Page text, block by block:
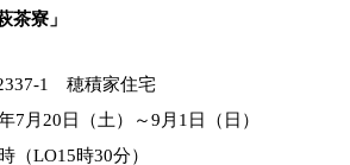
茶寮」
1 穂積家住宅
7月20日（土）～9月1日（日）
（LO15時30分）